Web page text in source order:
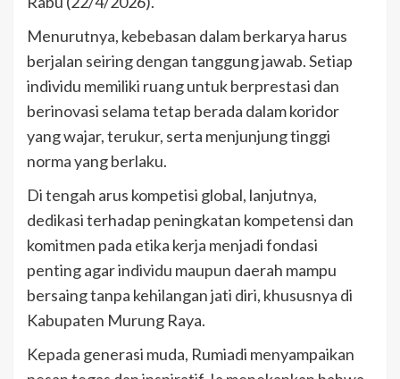
Menurutnya, kebebasan dalam berkarya harus
berjalan seiring dengan tanggung jawab. Setiap
individu memiliki ruang untuk berprestasi dan
berinovasi selama tetap berada dalam koridor
yang wajar, terukur, serta menjunjung tinggi
norma yang berlaku.
Di tengah arus kompetisi global, lanjutnya,
dedikasi terhadap peningkatan kompetensi dan
komitmen pada etika kerja menjadi fondasi
penting agar individu maupun daerah mampu
bersaing tanpa kehilangan jati diri, khususnya di
Kabupaten Murung Raya.
Kepada generasi muda, Rumiadi menyampaikan